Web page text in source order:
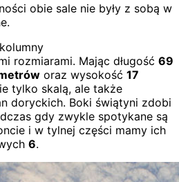
obie sale nie były z sobą w
rozmiarami. Mając długość 69
oraz wysokość 17
tylko skalą, ale także
doryckich. Boki świątyni zdobi
gdy zwykle spotykane są
i w tylnej części mamy ich
6.